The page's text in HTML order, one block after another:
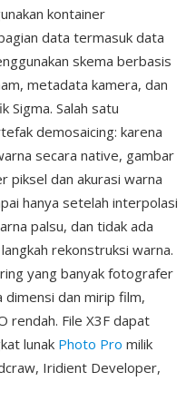
kontainer
data termasuk data
skema berbasis
metadata kamera, dan
Salah satu
demosaicing: karena
secara native, gambar
piksel dan akurasi warna
hanya setelah interpolasi
palsu, dan tidak ada
rekonstruksi warna.
yang banyak fotografer
dan mirip film,
rendah. File X3F dapat
lunak Photo Pro milik
Iridient Developer,